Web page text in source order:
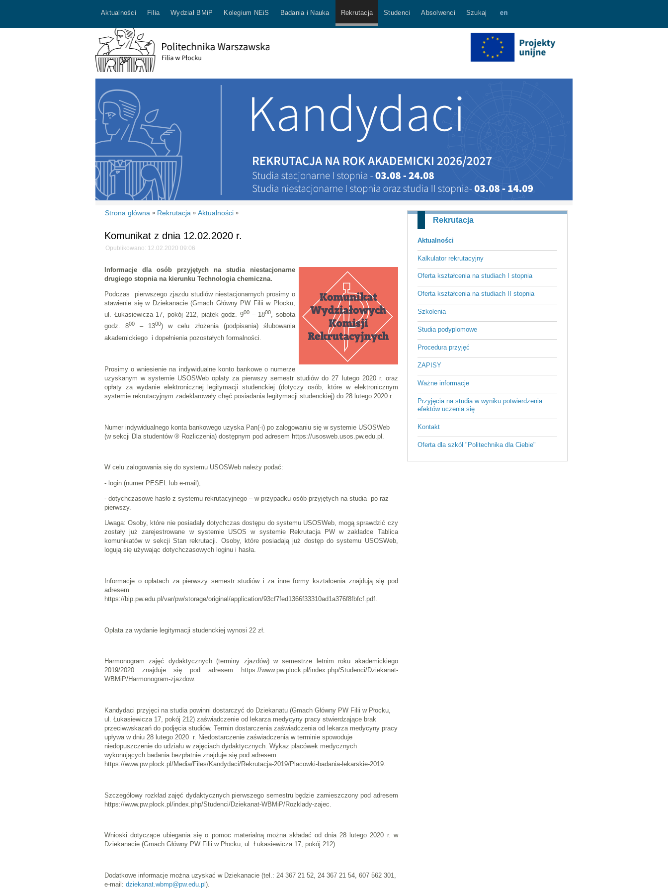
Aktualności Filia Wydział BMiP Kolegium NEiS Badania i Nauka Rekrutacja Studenci Absolwenci Szukaj
Rekrutacja
Aktualności
Kalkulator rekrutacyjny
Oferta kształcenia na studiach I stopnia
Oferta kształcenia na studiach II stopnia
Szkolenia
Studia podyplomowe
Procedura przyjęć
ZAPISY
Ważne informacje
Przyjęcia na studia w wyniku potwierdzenia
efektów uczenia się
Kontakt
Oferta dla szkół "Politechnika dla Ciebie"
Strona główna » Rekrutacja » Aktualności »
Komunikat z dnia 12.02.2020 r.
Opublikowano: 12.02.2020 09:06
Informacje dla osób przyjętych na studia niestacjonarne
drugiego stopnia na kierunku Technologia chemiczna.
Podczas pierwszego zjazdu studiów niestacjonarnych prosimy o
stawienie się w Dziekanacie (Gmach Główny PW Filii w Płocku,
ul. Łukasiewicza 17, pokój 212, piątek godz. 900 – 1800, sobota
godz. 800 – 1300) w celu złożenia (podpisania) ślubowania
akademickiego i dopełnienia pozostałych formalności.
Prosimy o wniesienie na indywidualne konto bankowe o numerze
uzyskanym w systemie USOSWeb opłaty za pierwszy semestr studiów do 27 lutego 2020 r. oraz
opłaty za wydanie elektronicznej legitymacji studenckiej (dotyczy osób, które w elektronicznym
systemie rekrutacyjnym zadeklarowały chęć posiadania legitymacji studenckiej) do 28 lutego 2020 r.
Numer indywidualnego konta bankowego uzyska Pan(-i) po zalogowaniu się w systemie USOSWeb
(w sekcji Dla studentów ® Rozliczenia) dostępnym pod adresem https://usosweb.usos.pw.edu.pl.
W celu zalogowania się do systemu USOSWeb należy podać:
- login (numer PESEL lub e-mail),
- dotychczasowe hasło z systemu rekrutacyjnego – w przypadku osób przyjętych na studia po raz
pierwszy.
Uwaga: Osoby, które nie posiadały dotychczas dostępu do systemu USOSWeb, mogą sprawdzić czy
zostały już zarejestrowane w systemie USOS w systemie Rekrutacja PW w zakładce Tablica
komunikatów w sekcji Stan rekrutacji. Osoby, które posiadają już dostęp do systemu USOSWeb,
logują się używając dotychczasowych loginu i hasła.
Informacje o opłatach za pierwszy semestr studiów i za inne formy kształcenia znajdują się pod
adresem
https://bip.pw.edu.pl/var/pw/storage/original/application/93cf7fed1366f33310ad1a376f8fbfcf.pdf.
Opłata za wydanie legitymacji studenckiej wynosi 22 zł.
Harmonogram zajęć dydaktycznych (terminy zjazdów) w semestrze letnim roku akademickiego
2019/2020 znajduje się pod adresem https://www.pw.plock.pl/index.php/Studenci/Dziekanat-
WBMiP/Harmonogram-zjazdow.
Kandydaci przyjęci na studia powinni dostarczyć do Dziekanatu (Gmach Główny PW Filii w Płocku,
ul. Łukasiewicza 17, pokój 212) zaświadczenie od lekarza medycyny pracy stwierdzające brak
przeciwwskazań do podjęcia studiów. Termin dostarczenia zaświadczenia od lekarza medycyny pracy
upływa w dniu 28 lutego 2020 r. Niedostarczenie zaświadczenia w terminie spowoduje
niedopuszczenie do udziału w zajęciach dydaktycznych. Wykaz placówek medycznych
wykonujących badania bezpłatnie znajduje się pod adresem
https://www.pw.plock.pl/Media/Files/Kandydaci/Rekrutacja-2019/Placowki-badania-lekarskie-2019.
Szczegółowy rozkład zajęć dydaktycznych pierwszego semestru będzie zamieszczony pod adresem
https://www.pw.plock.pl/index.php/Studenci/Dziekanat-WBMiP/Rozklady-zajec.
Wnioski dotyczące ubiegania się o pomoc materialną można składać od dnia 28 lutego 2020 r. w
Dziekanacie (Gmach Główny PW Filii w Płocku, ul. Łukasiewicza 17, pokój 212).
Dodatkowe informacje można uzyskać w Dziekanacie (tel.: 24 367 21 52, 24 367 21 54, 607 562 301,
e-mail: dziekanat.wbmp@pw.edu.pl ).